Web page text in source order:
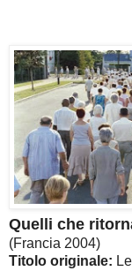
Quelli che
(Francia 2004)
Titolo originale: